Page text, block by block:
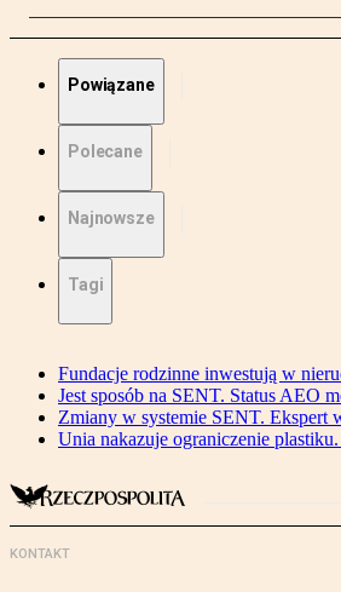
Powiązane
Polecane
Najnowsze
Tagi
Fundacje rodzinne inwestują w
Jest sposób na SENT. Status AEO
Zmiany w systemie SENT. Ekspert
Unia nakazuje ograniczenie
KONTAKT